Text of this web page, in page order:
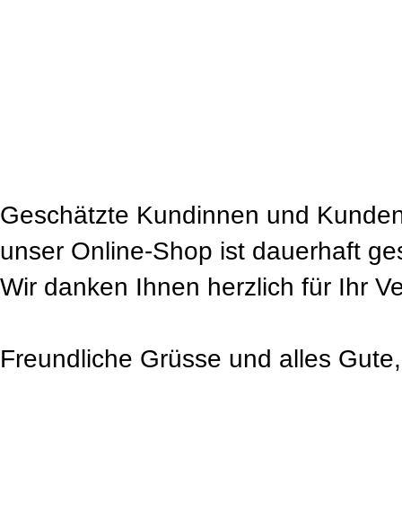
Geschätzte Kundinnen und
unser Online-Shop ist dauerhaft
Wir danken Ihnen herzlich für Ihr
Freundliche Grüsse und alles